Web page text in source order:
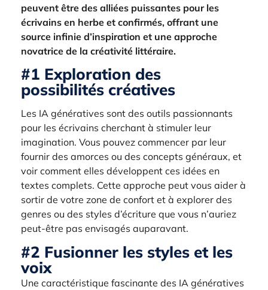
peuvent être des alliées puissantes pour les
écrivains en herbe et confirmés, offrant une
source infinie d’inspiration et une approche
novatrice de la créativité littéraire.
#1 Exploration des
possibilités créatives
Les IA génératives sont des outils passionnants
pour les écrivains cherchant à stimuler leur
imagination. Vous pouvez commencer par leur
fournir des amorces ou des concepts généraux, et
voir comment elles développent ces idées en
textes complets. Cette approche peut vous aider à
sortir de votre zone de confort et à explorer des
genres ou des styles d’écriture que vous n’auriez
peut-être pas envisagés auparavant.
#2 Fusionner les styles et les
voix
Une caractéristique fascinante des IA génératives